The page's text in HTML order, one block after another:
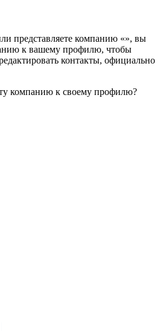
представляете компанию «», вы
к вашему профилю, чтобы
контакты, официально
компанию к своему профилю?